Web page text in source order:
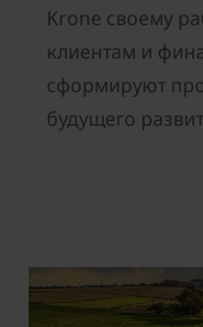
Krone своему
клиентам и
сформируют
будущего